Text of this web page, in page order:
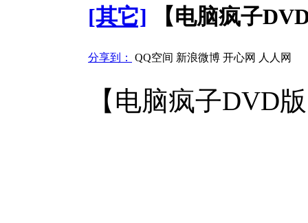
[其它] 【电脑疯子
分享到： QQ空间 新浪微博 开心网 人人网
【电脑疯子DVD